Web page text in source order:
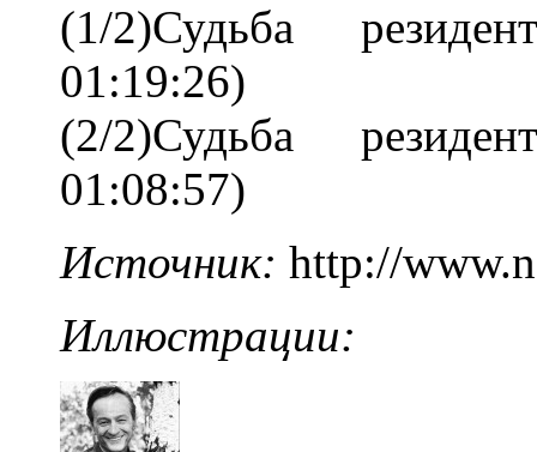
(1/2)Судьба
01:19:26)
(2/2)Судьба
01:08:57)
Источник: http://
Иллюстрации: